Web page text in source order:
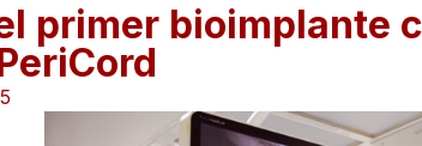
primer bioimplante